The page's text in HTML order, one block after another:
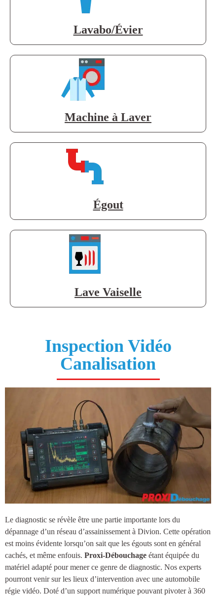
Lavabo/Évier
Machine à Laver
Égout
Lave Vaiselle
Inspection Vidéo
Canalisation
Le diagnostic se révèle être une partie importante lors du
dépannage d’un réseau d’assainissement à Divion. Cette opération
est moins évidente lorsqu’on sait que les égouts sont en général
cachés, et même enfouis. Proxi-Débouchage étant équipée du
matériel adapté pour mener ce genre de diagnostic. Nos experts
pourront venir sur les lieux d’intervention avec une automobile
régie vidéo. Doté d’un support numérique pouvant pivoter à 360